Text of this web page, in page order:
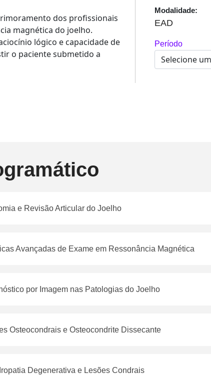
dos profissionais
magnética do joelho.
lógico e capacidade de
o paciente submetido a
Modalidade:
EAD
Período
e Revisão Articular do Joelho
Avançadas de Exame em Ressonância Magnética
por Imagem nas Patologias do Joelho
Osteocondrais e Osteocondrite Dissecante
Degenerativa e Lesões Condrais